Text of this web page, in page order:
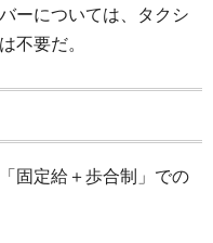
ーについては、タクシ
不要だ。
固定給＋歩合制」での